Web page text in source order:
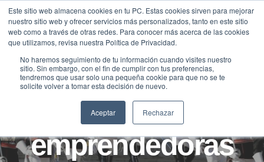
Este sitio web almacena cookies en tu PC. Estas cookies sirven para mejorar
nuestro sitio web y ofrecer servicios más personalizados, tanto en este sitio
web como a través de otras redes. Para conocer más acerca de las cookies
que utilizamos, revisa nuestra Política de Privacidad.
No haremos seguimiento de tu información cuando visites nuestro
sitio. Sin embargo, con el fin de cumplir con tus preferencias,
tendremos que usar solo una pequeña cookie para que no se te
solicite volver a tomar esta decisión de nuevo.
Aceptar Rechazar
Saltar
contenido
NOTICIAS
Soluciones
emprendedoras
Traducir »